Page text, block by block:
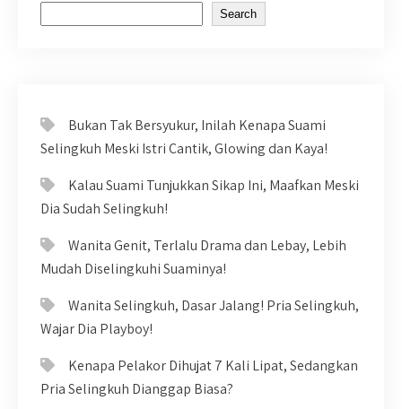
Search
Bukan Tak Bersyukur, Inilah Kenapa Suami
Selingkuh Meski Istri Cantik, Glowing dan Kaya!
Kalau Suami Tunjukkan Sikap Ini, Maafkan Meski
Dia Sudah Selingkuh!
Wanita Genit, Terlalu Drama dan Lebay, Lebih
Mudah Diselingkuhi Suaminya!
Wanita Selingkuh, Dasar Jalang! Pria Selingkuh,
Wajar Dia Playboy!
Kenapa Pelakor Dihujat 7 Kali Lipat, Sedangkan
Pria Selingkuh Dianggap Biasa?